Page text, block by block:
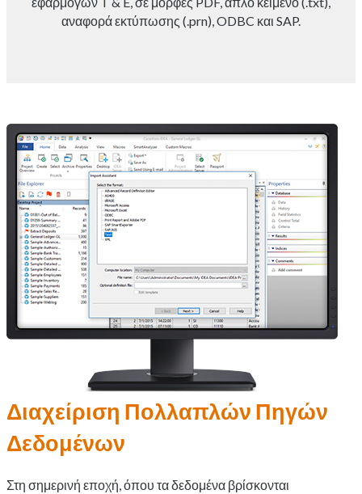
αναφορά εκτύπωσης (.prn), ODBC και SAP.
Διαχείριση Πολλαπλών Πηγών
Δεδομένων
Στη σημερινή εποχή, όπου τα δεδομένα βρίσκονται